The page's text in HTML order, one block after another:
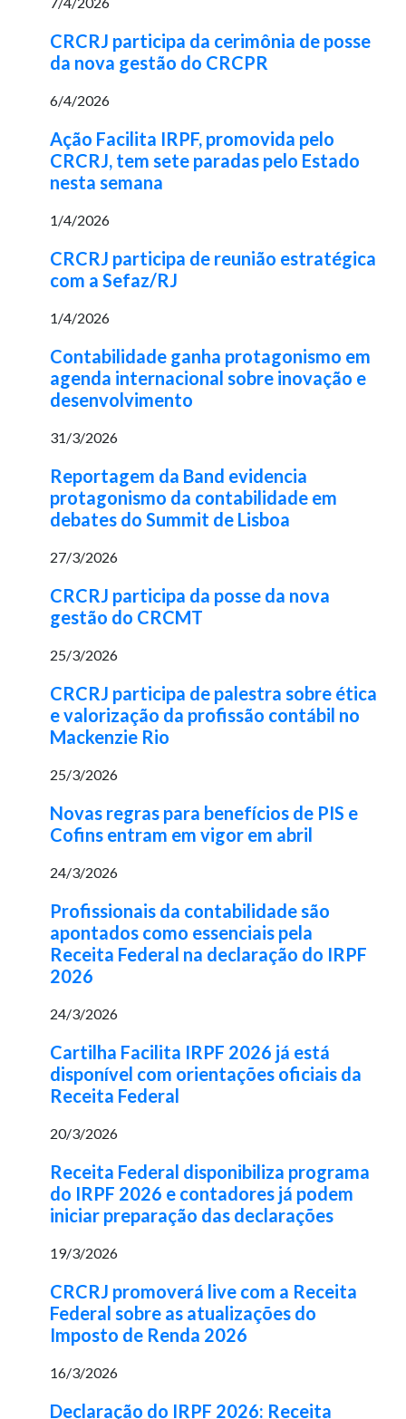
CRCRJ participa da cerimônia de posse
da nova gestão do CRCPR
6/4/2026
Ação Facilita IRPF, promovida pelo
CRCRJ, tem sete paradas pelo Estado
nesta semana
1/4/2026
CRCRJ participa de reunião estratégica
com a Sefaz/RJ
1/4/2026
Contabilidade ganha protagonismo em
agenda internacional sobre inovação e
desenvolvimento
31/3/2026
Reportagem da Band evidencia
protagonismo da contabilidade em
debates do Summit de Lisboa
27/3/2026
CRCRJ participa da posse da nova
gestão do CRCMT
25/3/2026
CRCRJ participa de palestra sobre ética
e valorização da profissão contábil no
Mackenzie Rio
25/3/2026
Novas regras para benefícios de PIS e
Cofins entram em vigor em abril
24/3/2026
Profissionais da contabilidade são
apontados como essenciais pela
Receita Federal na declaração do IRPF
2026
24/3/2026
Cartilha Facilita IRPF 2026 já está
disponível com orientações oficiais da
Receita Federal
20/3/2026
Receita Federal disponibiliza programa
do IRPF 2026 e contadores já podem
iniciar preparação das declarações
19/3/2026
CRCRJ promoverá live com a Receita
Federal sobre as atualizações do
Imposto de Renda 2026
16/3/2026
Declaração do IRPF 2026: Receita